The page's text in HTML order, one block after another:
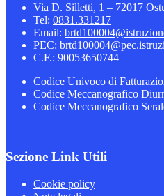
Via D. Silletti, 1 – 72017
Tel: 0831.331217
Email:
PEC:
C.F.: 90053650744
Codice Univoco di
Codice Meccanografico
Codice Meccanografico
Sezione Link Utili
Cookie policy